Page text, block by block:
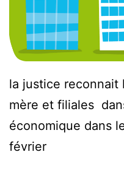
la justice reconnait
mère et filiales
économique dans
février